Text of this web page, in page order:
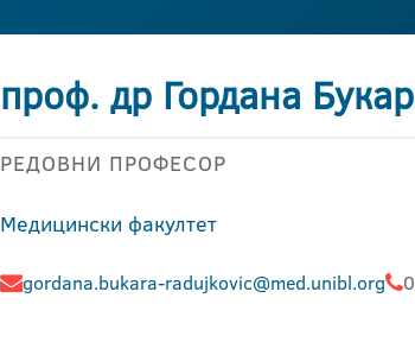
проф. др Гордана
РЕДОВНИ ПРОФЕСОР
Медицински факултет
gordana.bukara-radujkovic@med.unibl.org